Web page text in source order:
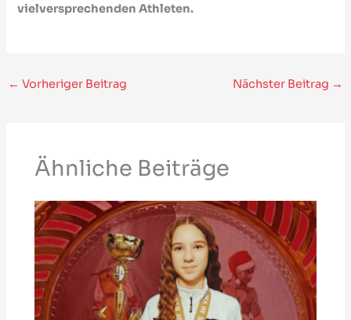
vielversprechenden Athleten.
← Vorheriger Beitrag Nächster Beitrag →
Ähnliche Beiträge